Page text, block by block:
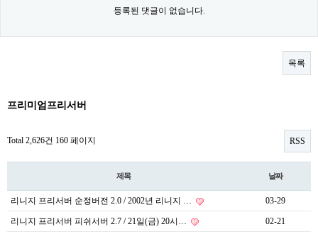
등록된 댓글이 없습니다.
목록
프리미엄프리서버
Total 2,626건 160 페이지 RSS
제목 날짜
리니지 프리서버 순정버전 2.0 / 2002년 리니지 … 03-29
리니지 프리서버 피쉬서버 2.7 / 21일(금) 20시… 02-21